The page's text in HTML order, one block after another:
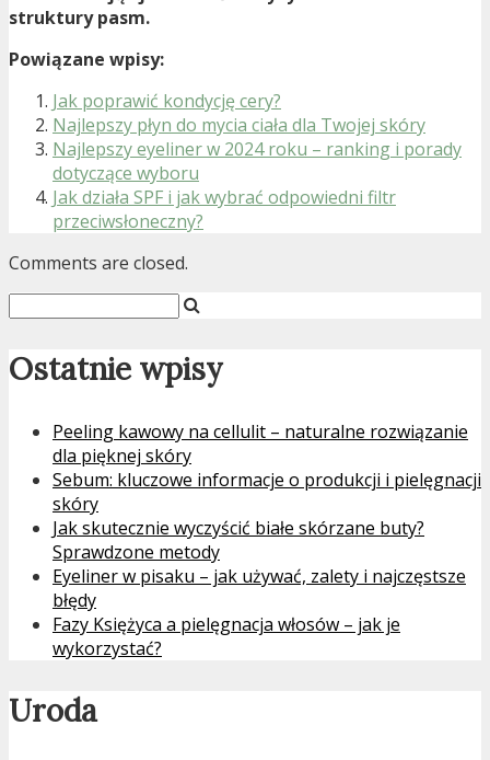
struktury pasm.
Powiązane wpisy:
Jak poprawić kondycję cery?
Najlepszy płyn do mycia ciała dla Twojej skóry
Najlepszy eyeliner w 2024 roku – ranking i porady
dotyczące wyboru
Jak działa SPF i jak wybrać odpowiedni filtr
przeciwsłoneczny?
Comments are closed.
Ostatnie wpisy
Peeling kawowy na cellulit – naturalne rozwiązanie
dla pięknej skóry
Sebum: kluczowe informacje o produkcji i pielęgnacji
skóry
Jak skutecznie wyczyścić białe skórzane buty?
Sprawdzone metody
Eyeliner w pisaku – jak używać, zalety i najczęstsze
błędy
Fazy Księżyca a pielęgnacja włosów – jak je
wykorzystać?
Uroda